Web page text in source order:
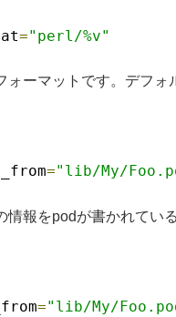
="perl/%v"
ォーマットです。デフォ
="lib/My/
情報をpodが書かれてい
="lib/My/